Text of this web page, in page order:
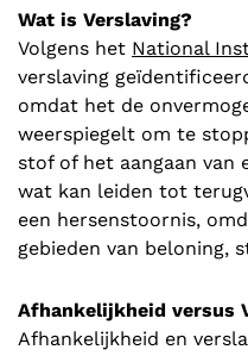
Wat is Verslaving?
Volgens het National
verslaving
omdat het de
weerspiegelt om te
stof of het aangaan van
wat kan leiden tot
een hersenstoornis,
gebieden van beloning,
Afhankelijkheid versus
Afhankelijkheid en